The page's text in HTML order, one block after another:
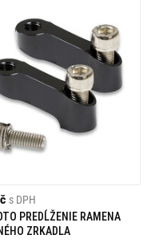
s DPH
PREDĹŽENIE RAMENA
ZRKADLA